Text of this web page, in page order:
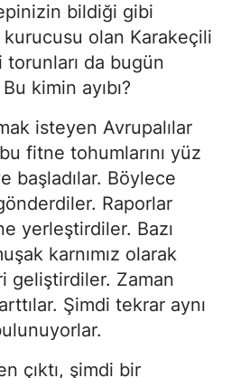
bildiği gibi
kurucusu olan Karakeçili
da bugün
kimin ayıbı?
isteyen Avrupalılar
fitne tohumlarını yüz
başladılar. Böylece
Raporlar
yerleştirdiler. Bazı
karnımız olarak
geliştirdiler. Zaman
Şimdi tekrar aynı
çıktı, şimdi bir